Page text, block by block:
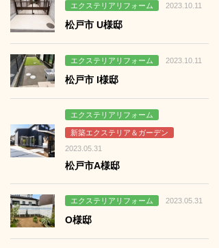
エクステリアリフォーム 2023.10.11
松戸市 U様邸
エクステリアリフォーム 2023.10.11
松戸市 I様邸
エクステリアリフォーム
新築エクステリア＆ガーデン
2023.05.31
松戸市A様邸
エクステリアリフォーム 2023.05.31
O様邸